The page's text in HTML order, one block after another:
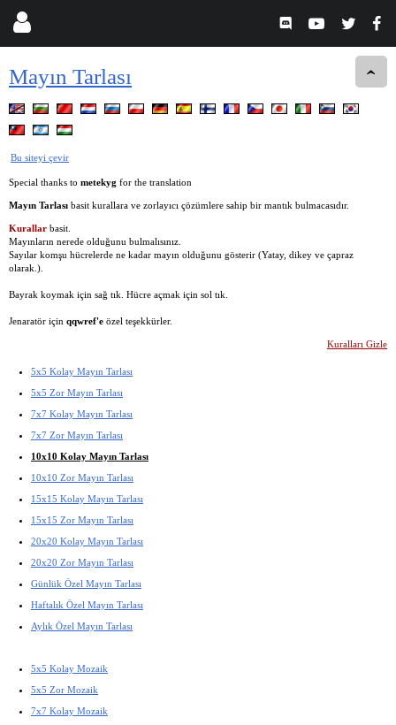
Mayın Tarlası
Bu siteyi çevir
Special thanks to metekyg for the translation
Mayın Tarlası basit kurallara ve zorlayıcı çözümlere sahip bir mantık bulmacasıdır.
Kurallar basit.
Mayınların nerede olduğunu bulmalısınız.
Sayılar komşu hücrelerde ne kadar mayın olduğunu gösterir (Yatay, dikey ve çapraz
olarak.).
Bayrak koymak için sağ tık. Hücre açmak için sol tık.
Jenaratör için qqwref'e özel teşekkürler.
Kuralları Gizle
5x5 Kolay Mayın Tarlası
5x5 Zor Mayın Tarlası
7x7 Kolay Mayın Tarlası
7x7 Zor Mayın Tarlası
10x10 Kolay Mayın Tarlası
10x10 Zor Mayın Tarlası
15x15 Kolay Mayın Tarlası
15x15 Zor Mayın Tarlası
20x20 Kolay Mayın Tarlası
20x20 Zor Mayın Tarlası
Günlük Özel Mayın Tarlası
Haftalık Özel Mayın Tarlası
Aylık Özel Mayın Tarlası
5x5 Kolay Mozaik
5x5 Zor Mozaik
7x7 Kolay Mozaik